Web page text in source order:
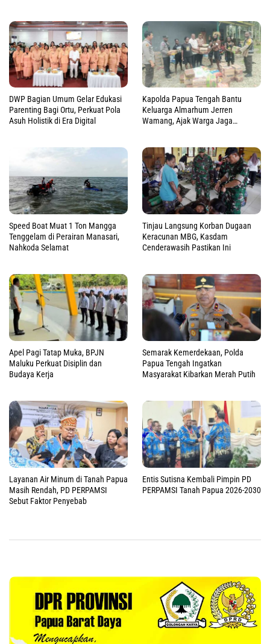
DWP Bagian Umum Gelar Edukasi
Parenting Bagi Ortu, Perkuat Pola
Asuh Holistik di Era Digital
Kapolda Papua Tengah Bantu
Keluarga Almarhum Jerren
Wamang, Ajak Warga Jaga
Speed Boat Muat 1 Ton Mangga
Tenggelam di Perairan Manasari,
Nahkoda Selamat
Tinjau Langsung Korban Dugaan
Keracunan MBG, Kasdam
Cenderawasih Pastikan Ini
Apel Pagi Tatap Muka, BPJN
Maluku Perkuat Disiplin dan
Budaya Kerja
Semarak Kemerdekaan, Polda
Papua Tengah Ingatkan
Masyarakat Kibarkan Merah Putih
Layanan Air Minum di Tanah Papua
Masih Rendah, PD PERPAMSI
Sebut Faktor Penyebab
Entis Sutisna Kembali Pimpin PD
PERPAMSI Tanah Papua 2026-2030